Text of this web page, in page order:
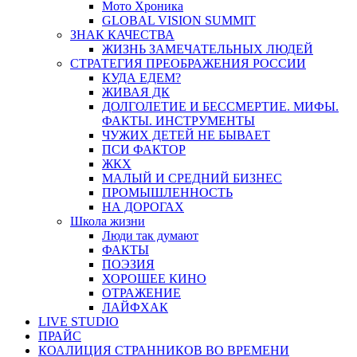
Мото Хроника
GLOBAL VISION SUMMIT
ЗНАК КАЧЕСТВА
ЖИЗНЬ ЗАМЕЧАТЕЛЬНЫХ ЛЮДЕЙ
СТРАТЕГИЯ ПРЕОБРАЖЕНИЯ РОССИИ
КУДА ЕДЕМ?
ЖИВАЯ ДК
ДОЛГОЛЕТИЕ И БЕССМЕРТИЕ. МИФЫ.
ФАКТЫ. ИНСТРУМЕНТЫ
ЧУЖИХ ДЕТЕЙ НЕ БЫВАЕТ
ПСИ ФАКТОР
ЖКХ
МАЛЫЙ И СРЕДНИЙ БИЗНЕС
ПРОМЫШЛЕННОСТЬ
НА ДОРОГАХ
Школа жизни
Люди так думают
ФАКТЫ
ПОЭЗИЯ
ХОРОШЕЕ КИНО
ОТРАЖЕНИЕ
ЛАЙФХАК
LIVE STUDIO
ПРАЙС
КОАЛИЦИЯ СТРАННИКОВ ВО ВРЕМЕНИ